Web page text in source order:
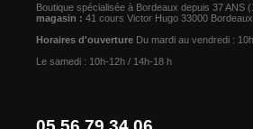
Boutique spécialisée à Bordeaux depuis 37 ANS
magasin : 41 cours Victor Hugo 33000
Horaires d'ouverture Du mardi au vendredi :
Le samedi : 10h-12h / 14h-18 h